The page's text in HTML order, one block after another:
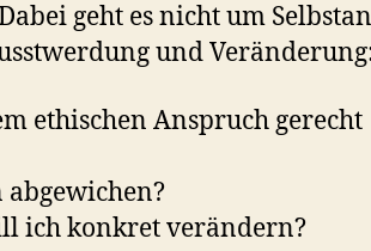
geht es nicht um
und
ethischen Anspruch gerecht
ich konkret verändern?